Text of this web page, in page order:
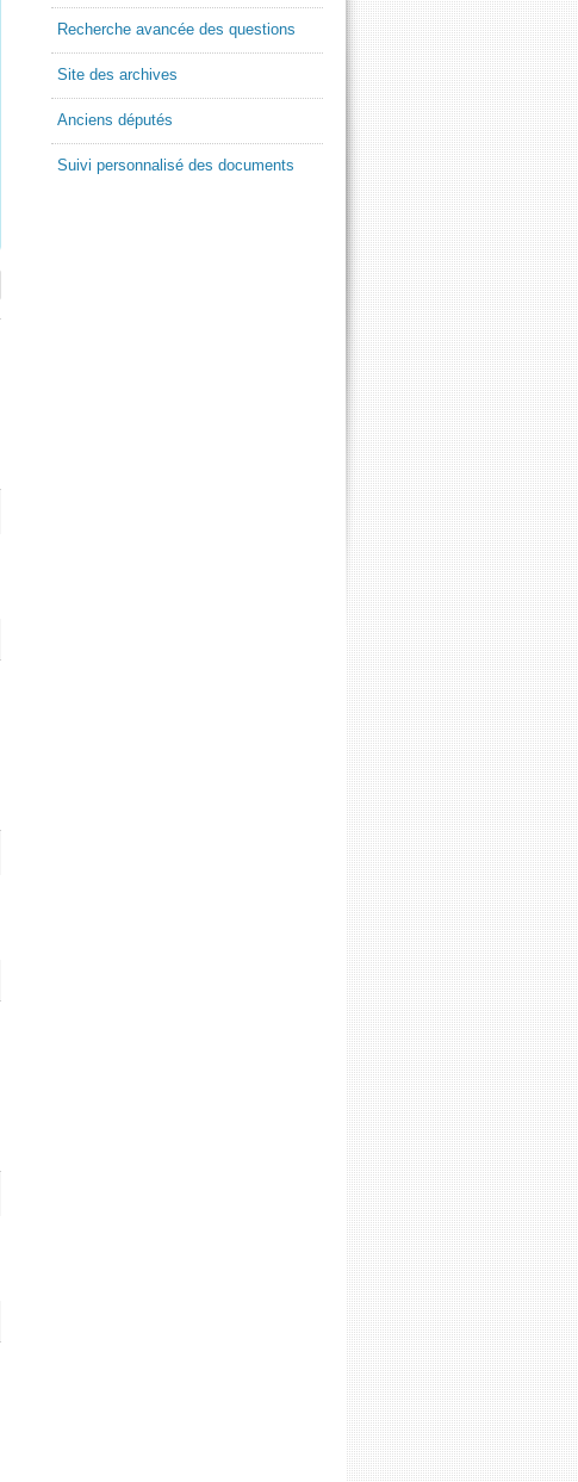
Recherche avancée des questions
Site des archives
Anciens députés
Suivi personnalisé des documents